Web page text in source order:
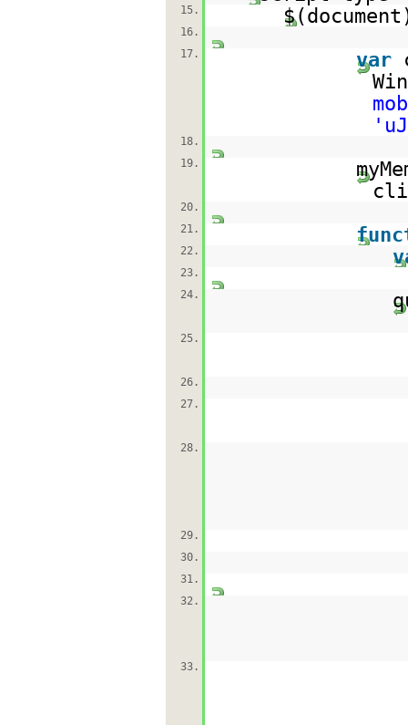
15.
16.
17.
var
18.
19.
20.
21.
22.
23.
24.
25.
26.
27.
28.
29.
30.
31.
32.
33.